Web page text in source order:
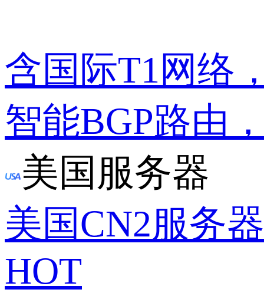
含国际T1网络
智能BGP路由
美国服务器
美国CN2服务器
HOT